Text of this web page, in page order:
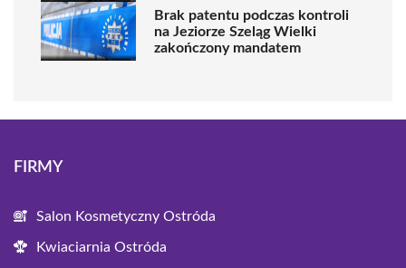
Brak patentu podczas kontroli
na Jeziorze Szeląg Wielki
zakończony mandatem
FIRMY
Salon Kosmetyczny Ostróda
Kwiaciarnia Ostróda